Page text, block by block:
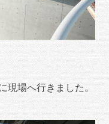
現場へ行きました。